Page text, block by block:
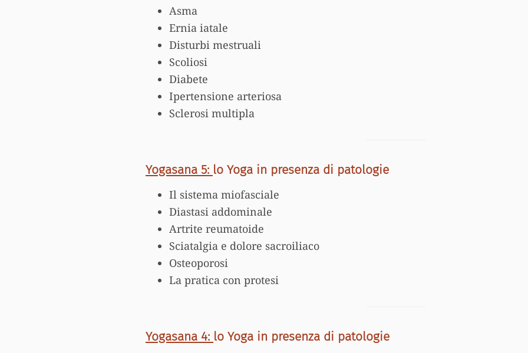
Asma
Ernia iatale
Disturbi mestruali
Scoliosi
Diabete
Ipertensione arteriosa
Sclerosi multipla
Yogasana 5: lo Yoga in presenza di patologie
Il sistema miofasciale
Diastasi addominale
Artrite reumatoide
Sciatalgia e dolore sacroiliaco
Osteoporosi
La pratica con protesi
Yogasana 4: lo Yoga in presenza di patologie